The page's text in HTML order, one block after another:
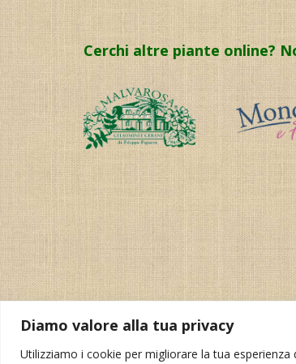
Diamo valore alla tua privacy
Utilizziamo i cookie per migliorare la tua
Cerchi altre piante online?